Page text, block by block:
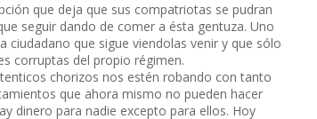
que deja que sus compatriotas se pudran
seguir dando de comer a ésta gentuza. Uno
que sigue viendolas venir y que sólo
corruptas del propio régimen.
chorizos nos estén robando con tanto
que ahora mismo no pueden hacer
dinero para nadie excepto para ellos. Hoy